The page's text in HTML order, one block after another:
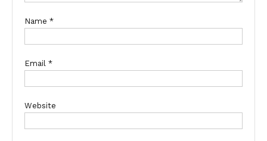
Name *
Email *
Website